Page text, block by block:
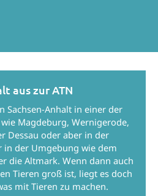
aus zur ATN
Sachsen-Anhalt in einer der
Magdeburg, Wernigerode,
Dessau oder aber in der
in der Umgebung wie dem
die Altmark. Wenn dann auch
Tieren groß ist, liegt es doch
mit Tieren zu machen.